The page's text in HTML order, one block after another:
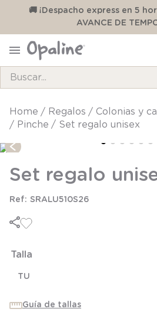
🚚 ¡Despacho express en 5
AVANCE DE
regalos
colonias y
pinche
Set regalo unisex
Set regalo
SRALU510S26
Talla
TU
Guía de tallas
TÉRMINOS MÁS BUSCADOS
1.
pijama
3.
zapatillas
7.
8.